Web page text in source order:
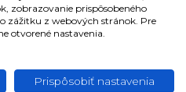
na počet modelov
tejto odolnej série.
zobrazovanie prispôsobeného
zážitku z webových stránok. Pre
otvorené nastavenia.
Prispôsobiť nastavenia